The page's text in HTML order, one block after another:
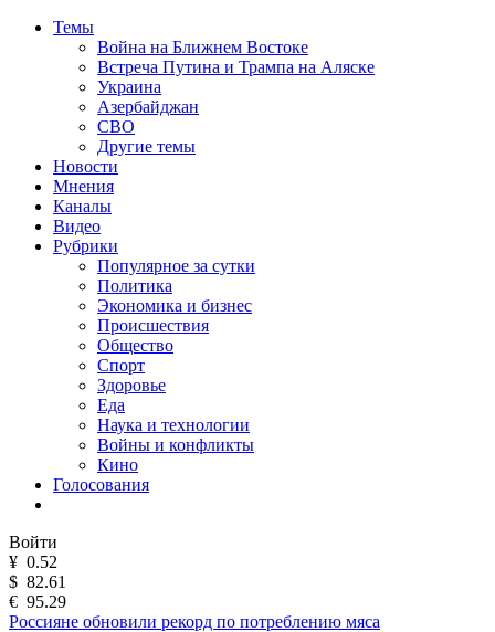
Темы
Война на Ближнем Востоке
Встреча Путина и Трампа на Аляске
Украина
Азербайджан
СВО
Другие темы
Новости
Мнения
Каналы
Видео
Рубрики
Популярное за сутки
Политика
Экономика и бизнес
Происшествия
Общество
Спорт
Здоровье
Еда
Наука и технологии
Войны и конфликты
Кино
Голосования
Войти
¥ 0.52
$ 82.61
€ 95.29
Россияне обновили рекорд по потреблению мяса